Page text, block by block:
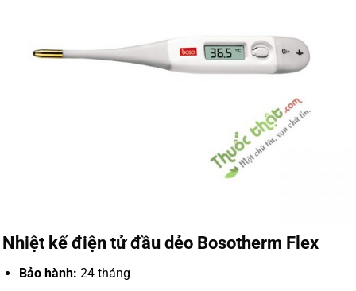
Nhiệt kế điện tử đầu dẻo Bosotherm Flex
Bảo hành: 24 tháng